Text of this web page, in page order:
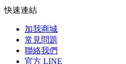
快速連結
加我商城
常見問題
聯絡我們
官方 LINE